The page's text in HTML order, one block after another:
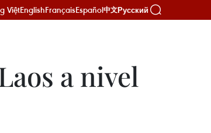
ViệtEnglishFrançaisEspañol中文Русский
a nivel